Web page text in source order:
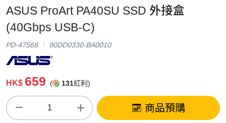
ASUS ProArt PA40SU SSD 外接盒
(40Gbps USB-C)
PD-47568 90DD0330-BA0010
HK$ 659 ( 131紅利)
商品預購